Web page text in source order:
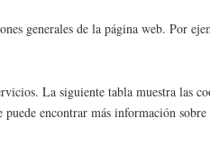
generales de la página web. Por
La siguiente tabla muestra las
puede encontrar más información sobre